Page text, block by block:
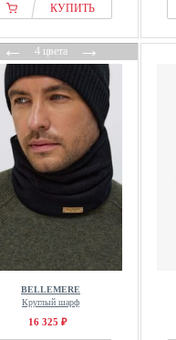
КУПИТЬ
←4 цвета→
BELLEMERE
Круглый шарф
16 325 ₽